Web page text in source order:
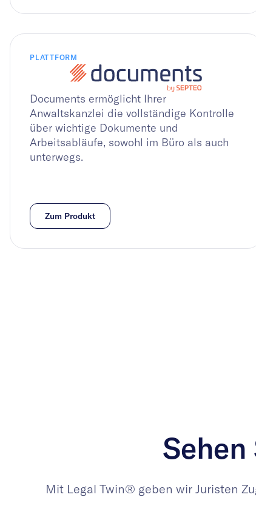
PLATTFORM
Documents ermöglicht Ihrer
Anwaltskanzlei die vollständige Kontrolle
über wichtige Dokumente und
Arbeitsabläufe, sowohl im Büro als auch
unterwegs.
Zum Produkt
Mit Legal Twin® geben wir Juristen